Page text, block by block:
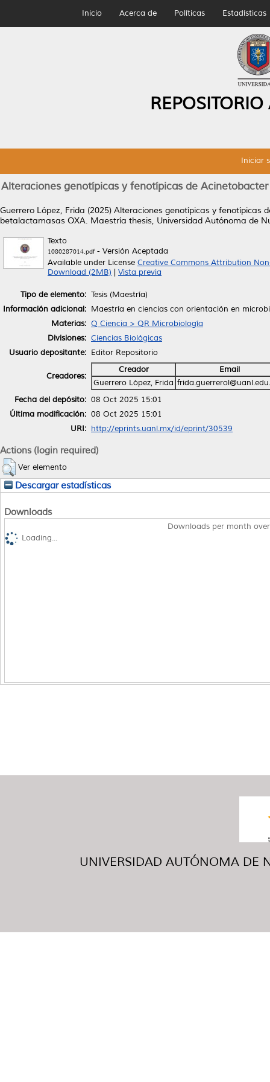
Inicio Acerca de Políticas Estadísticas
Iniciar
Alteraciones genotípicas y fenotípicas de
Guerrero López, Frida (2025) Alteraciones genotípicas y fenotípicas
betalactamasas OXA. Maestría thesis, Universidad Autónoma de
Texto
1080287014.pdf- Versión Aceptada
Available under License Creative Commons Attribution
Download (2MB)
Vista previa
Tipo de elemento: Tesis (Maestría)
Información adicional: Maestría en ciencias con orientación en
Materias: Q Ciencia > QR Microbiología
Divisiones: Ciencias Biológicas
Usuario depositante: Editor Repositorio
Creadores:
Creador
Email
Guerrero López, Frida
Fecha del depósito: 08 Oct 2025 15:01
Última modificación: 08 Oct 2025 15:01
URI: http://eprints.uanl.mx/id/eprint/30539
Actions (login required)
Ver elemento
Descargar estadísticas
Downloads
Downloads per month
Loading...
UNIVERSIDAD AUTÓNOMA DE